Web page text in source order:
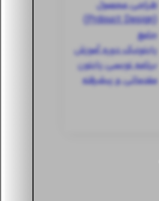
طراحی محصول
جامع
پایتونیکدوره آموزش
برنامه نویسی پایتون
مقدماتی و پیشرفته